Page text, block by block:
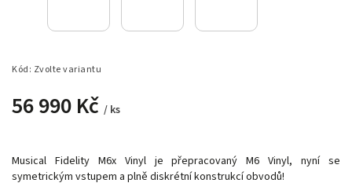
Kód: Zvolte variantu
56 990 Kč / ks
Musical Fidelity M6x Vinyl je přepracovaný M6 Vinyl, nyní se
symetrickým vstupem a plně diskrétní konstrukcí obvodů!